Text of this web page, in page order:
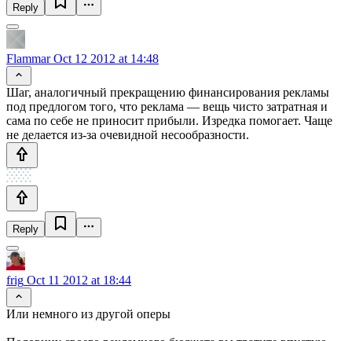
Reply
FlammarOct 12 2012 at 14:48
Шаг, аналогичный прекращению финансирования рекламы
под предлогом того, что реклама — вещь чисто затратная и
сама по себе не приносит прибыли. Изредка помогает. Чаще
не делается из-за очевидной несообразности.
Reply
frig Oct 11 2012 at 18:44
Или немного из другой оперы